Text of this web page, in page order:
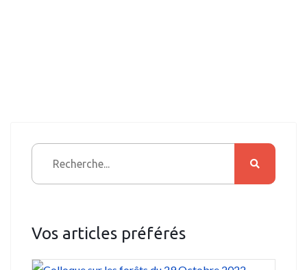
Vos articles préférés